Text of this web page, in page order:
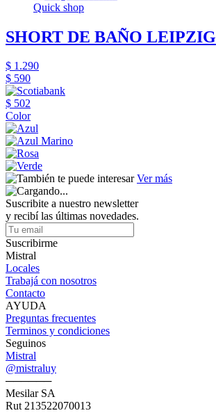
Quick shop
SHORT DE BAÑO LEIPZIG
$ 1.290
$ 590
$ 502
Color
Ver más
Suscribite a nuestro newsletter
y recibí las últimas novedades.
Suscribirme
Mistral
Locales
Trabajá con nosotros
Contacto
AYUDA
Preguntas frecuentes
Terminos y condiciones
Seguinos
Mistral
@mistraluy
──────
Mesilar SA
Rut 213522070013